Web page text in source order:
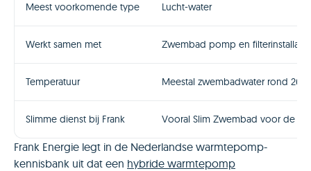
Meest voorkomende type Lucht-water
Werkt samen met Zwembad pomp en filterinstallatie
Temperatuur Meestal zwembadwater rond
Slimme dienst bij Frank Vooral Slim Zwembad voor de
Frank Energie legt in de Nederlandse warmtepomp-
kennisbank uit dat een hybride warmtepomp